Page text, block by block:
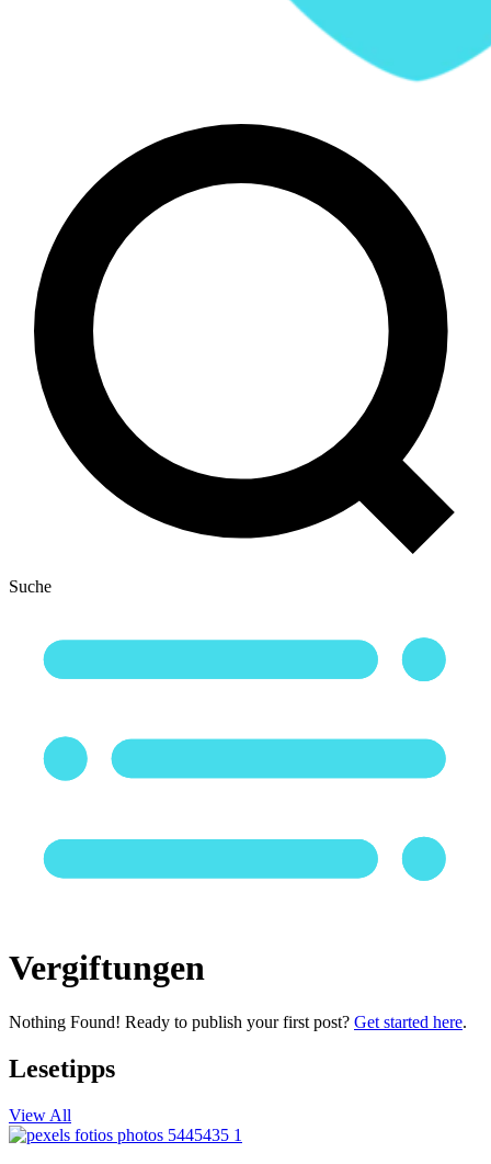
Suche
Vergiftungen
Nothing Found! Ready to publish your first post? Get started here.
Lesetipps
View All